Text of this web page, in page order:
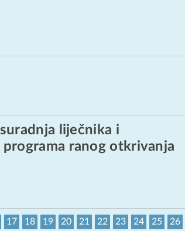
liječnika i
ranog otkrivanja
17 18 19 20 21 22 23 24 25 26